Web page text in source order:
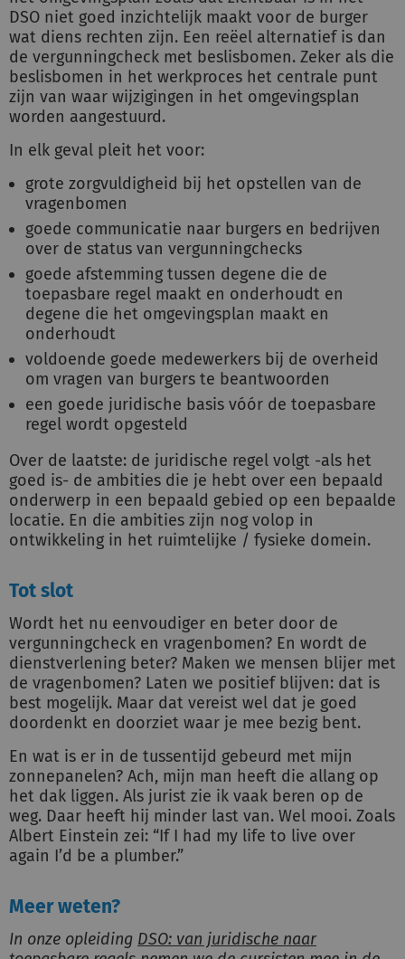
DSO niet goed inzichtelijk maakt voor de burger
wat diens rechten zijn. Een reëel alternatief is dan
de vergunningcheck met beslisbomen. Zeker als die
beslisbomen in het werkproces het centrale punt
zijn van waar wijzigingen in het omgevingsplan
worden aangestuurd.
In elk geval pleit het voor:
grote zorgvuldigheid bij het opstellen van de
vragenbomen
goede communicatie naar burgers en bedrijven
over de status van vergunningchecks
goede afstemming tussen degene die de
toepasbare regel maakt en onderhoudt en
degene die het omgevingsplan maakt en
onderhoudt
voldoende goede medewerkers bij de overheid
om vragen van burgers te beantwoorden
een goede juridische basis vóór de toepasbare
regel wordt opgesteld
Over de laatste: de juridische regel volgt -als het
goed is- de ambities die je hebt over een bepaald
onderwerp in een bepaald gebied op een bepaalde
locatie. En die ambities zijn nog volop in
ontwikkeling in het ruimtelijke / fysieke domein.
Tot slot
Wordt het nu eenvoudiger en beter door de
vergunningcheck en vragenbomen? En wordt de
dienstverlening beter? Maken we mensen blijer met
de vragenbomen? Laten we positief blijven: dat is
best mogelijk. Maar dat vereist wel dat je goed
doordenkt en doorziet waar je mee bezig bent.
En wat is er in de tussentijd gebeurd met mijn
zonnepanelen? Ach, mijn man heeft die allang op
het dak liggen. Als jurist zie ik vaak beren op de
weg. Daar heeft hij minder last van. Wel mooi. Zoals
Albert Einstein zei: “If I had my life to live over
again I’d be a plumber.”
Meer weten?
In onze opleiding DSO: van juridische naar